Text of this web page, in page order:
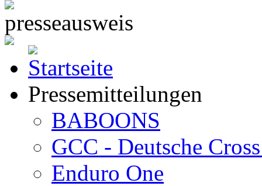
Pressemitteilungen
BABOONS
GCC - Deutsche
Enduro One